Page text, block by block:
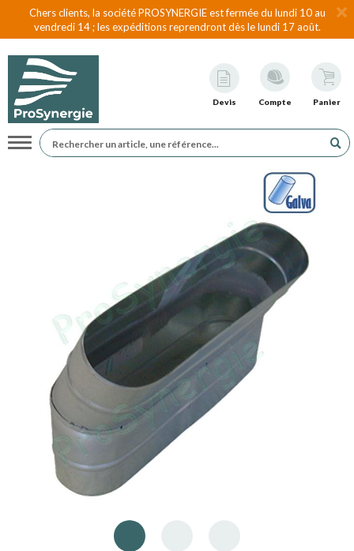
Chers clients, la société PROSYNERGIE est fermée du lundi 10 au
vendredi 14 ; les expéditions reprendront dès le lundi 17 août.
Devis Compte Panier
Navigation